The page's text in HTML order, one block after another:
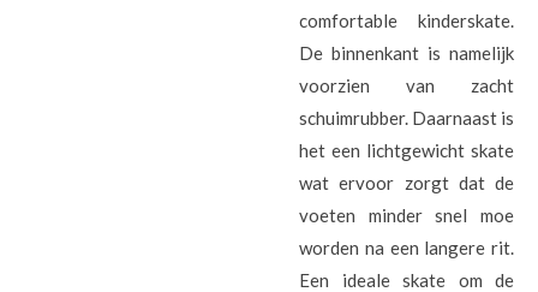
comfortable kinderskate.
De binnenkant is namelijk
voorzien van zacht
schuimrubber. Daarnaast is
het een lichtgewicht skate
wat ervoor zorgt dat de
voeten minder snel moe
worden na een langere rit.
Een ideale skate om de